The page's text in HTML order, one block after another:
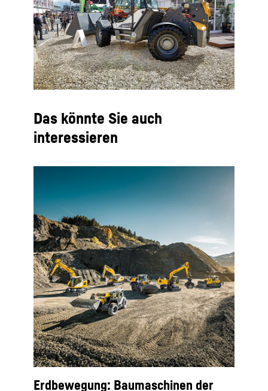
Das könnte Sie auch
interessieren
Erdbewegung: Baumaschinen der